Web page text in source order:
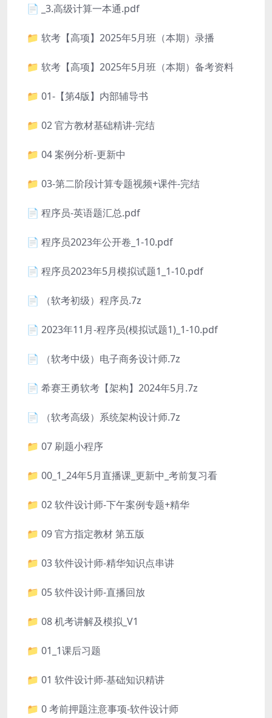
📄 _3.高级计算一本通.pdf
📁 软考【高项】2025年5月班（本期）录播
📁 软考【高项】2025年5月班（本期）备考资料
📁 01-【第4版】内部辅导书
📁 02 官方教材基础精讲-完结
📁 04 案例分析-更新中
📁 03-第二阶段计算专题视频+课件-完结
📄 程序员-英语题汇总.pdf
📄 程序员2023年公开卷_1-10.pdf
📄 程序员2023年5月模拟试题1_1-10.pdf
📄 （软考初级）程序员.7z
📄 2023年11月-程序员(模拟试题1)_1-10.pdf
📄 （软考中级）电子商务设计师.7z
📄 希赛王勇软考【架构】2024年5月.7z
📄 （软考高级）系统架构设计师.7z
📁 07 刷题小程序
📁 00_1_24年5月直播课_更新中_考前复习看
📁 02 软件设计师-下午案例专题+精华
📁 09 官方指定教材 第五版
📁 03 软件设计师-精华知识点串讲
📁 05 软件设计师-直播回放
📁 08 机考讲解及模拟_V1
📁 01_1课后习题
📁 01 软件设计师-基础知识精讲
📁 0 考前押题注意事项-软件设计师